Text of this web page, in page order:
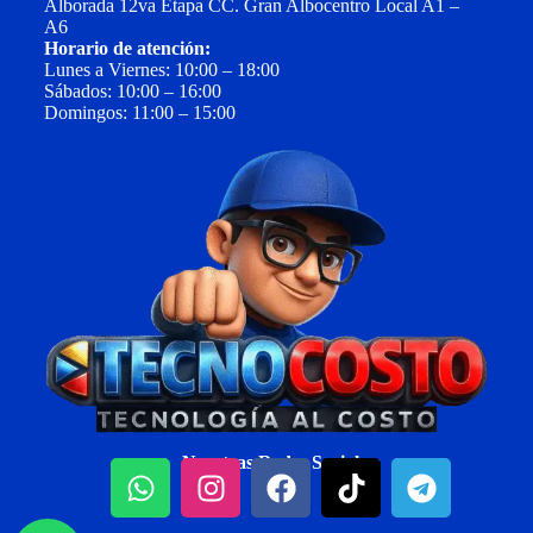
Alborada 12va Etapa CC. Gran Albocentro Local A1 –
A6
Horario de atención:
Lunes a Viernes: 10:00 – 18:00
Sábados: 10:00 – 16:00
Domingos: 11:00 – 15:00
Nuestras Redes Sociales: